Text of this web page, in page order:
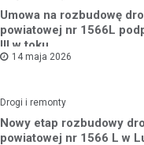
Umowa na rozbudowę
powiatowej nr 1566L
III w toku
14 maja 2026
Drogi i remonty
Nowy etap rozbudowy
powiatowej nr 1566 L w